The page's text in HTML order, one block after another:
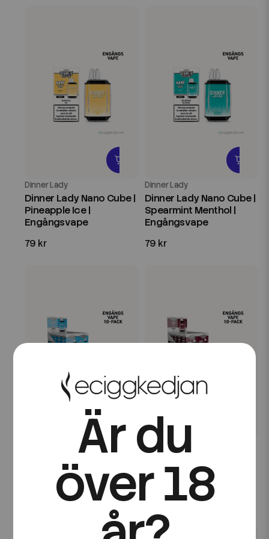
Dinner Lady
Dinner Lady Nano Cube |
Pineapple Ice |
Engångsvape
79 kr
Dinner Lady
Dinner Lady Nano Cube |
Spearmint Menthol |
Engångsvape
79 kr
Bubblegum Ice |
Engångsvape | 10pack
Dinner Lady
Cola Ice | Engångsvape |
10pack
699 kr
Är du
över 18